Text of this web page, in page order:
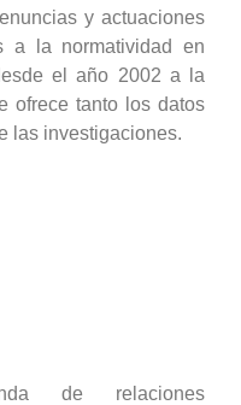
y actuaciones
a la normatividad en
el año 2002 a la
ofrece tanto los datos
las investigaciones.
de relaciones